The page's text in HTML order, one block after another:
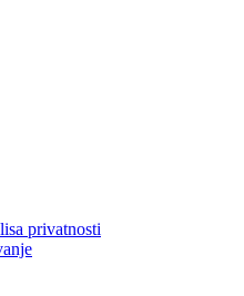
Vinicius produžio s Realom,